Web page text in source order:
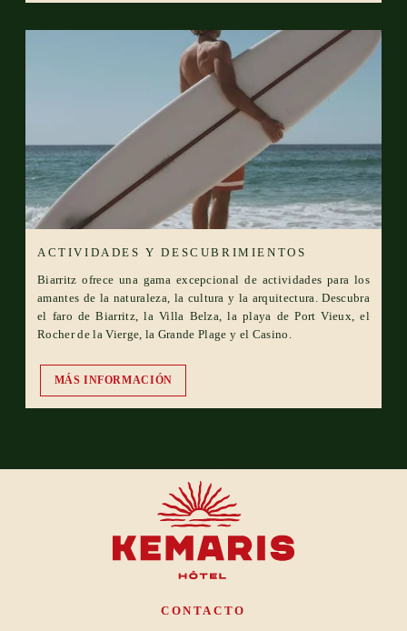
ACTIVIDADES Y DESCUBRIMIENTOS
Biarritz ofrece una gama excepcional de actividades para los
amantes de la naturaleza, la cultura y la arquitectura. Descubra
el faro de Biarritz, la Villa Belza, la playa de Port Vieux, el
Rocher de la Vierge, la Grande Plage y el Casino.
MÁS INFORMACIÓN
CONTACTO